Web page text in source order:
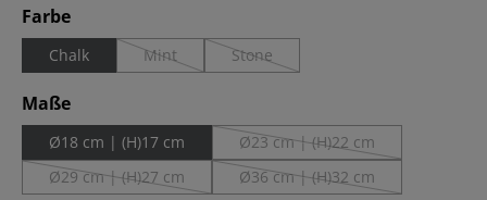
Farbeauswählen
Chalk Mint
(Diese Option ist zurzeit nicht verfügbar.)
Stone
(Diese Option ist zurzeit nicht
Maßeauswählen
Ø18 cm | (H)17 cm Ø23 cm | (H)22 cm
(Diese Option ist zurzeit
Ø29 cm | (H)27 cm
(Diese Option ist zurzeit nicht verfügbar.)
Ø36 cm | (H)32 cm
(Diese Option ist zurzeit